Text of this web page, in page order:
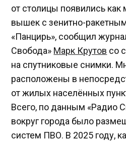
от столицы появились
вышек с зенитно-
«Панцирь», сообщил
Свобода» Марк Крутов со
на спутниковые снимки.
расположены в
от жилых населённых
Всего, по данным «Радио
вокруг города было
систем ПВО. В 2025 году,